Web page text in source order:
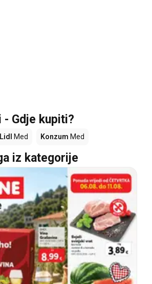
- Gdje kupiti?
Lidl Med Konzum Med
iz kategorije